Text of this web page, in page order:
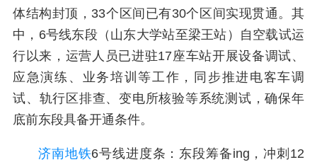
体结构封顶，33个区间已有30个区间实现贯通。其
中，6号线东段（山东大学站至梁王站）自空载试运
行以来，运营人员已进驻17座车站开展设备调试、
应急演练、业务培训等工作，同步推进电客车调
试、轨行区排查、变电所核验等系统测试，确保年
底前东段具备开通条件。
济南地铁6号线进度条：东段筹备ing，冲刺12